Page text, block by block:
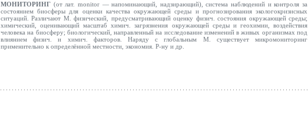
МОНИТОРИНГ (от лат. monitor — напоминающий, надзирающий), система наблюдений и контроля за
состоянием биосферы для оценки качества окружающей среды и прогнозирования экологокризисных
ситуаций. Различают М. физический, предусматривающий оценку физич. состояния окружающей среды;
химический, оценивающий масштаб химич. загрязнения окружающей среды и геохимии, воздействия
человека на биосферу; биологический, направленный на исследование изменений в живых организмах под
влиянием физич. и химич. факторов. Наряду с глобальным М. существует микромониторинг
применительно к определённой местности, экономия. Р-ну и др.